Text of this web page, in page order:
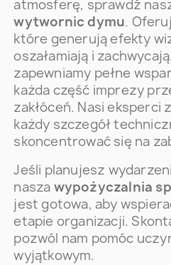
atmosferę, sprawdź
wytwornic dymu.
które generują efekty
oszałamiają i
zapewniamy pełne
każda część imprezy
zakłóceń. Nasi eksperci
każdy szczegół
skoncentrować się na
Jeśli planujesz
nasza wypożyczalnia
jest gotowa, aby
etapie organizacji.
pozwól nam pomóc
wyjątkowym.